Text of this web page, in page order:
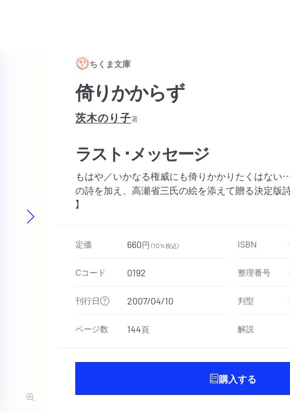
ちくま文庫
倚りかからず
茨木のり子著
ラスト･メッセージ
もはや／いかなる権威にも倚りかかりたくはな
の詩を加え、高瀬省三氏の絵を添えて贈る決定版
】
定価 660円 （10％税込） ISBN
Cコード 0192 整理番号
刊行日 2007/04/10 判型
ページ数 144頁 解説
購入する